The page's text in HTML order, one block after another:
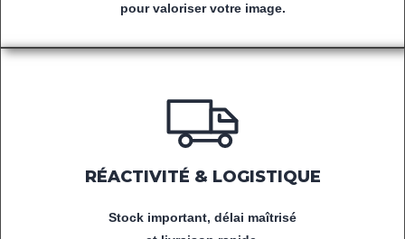
pour valoriser votre image.
RÉACTIVITÉ & LOGISTIQUE
Stock important, délai maîtrisé